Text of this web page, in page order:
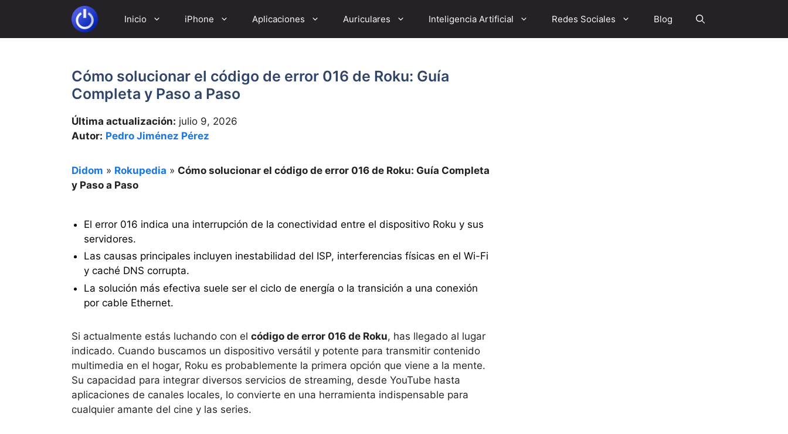
contenido
Inicio iPhone Aplicaciones Auriculares Inteligencia Artificial Redes Sociales Blog
Cómo solucionar el código de error 016 de Roku: Guía
Completa y Paso a Paso
Última actualización: julio 9, 2026
Autor: Pedro Jiménez Pérez
Didom » Rokupedia » Cómo solucionar el código de error 016 de Roku: Guía Completa
y Paso a Paso
El error 016 indica una interrupción de la conectividad entre el dispositivo Roku y sus
servidores.
Las causas principales incluyen inestabilidad del ISP, interferencias físicas en el Wi-Fi
y caché DNS corrupta.
La solución más efectiva suele ser el ciclo de energía o la transición a una conexión
por cable Ethernet.
Si actualmente estás luchando con el código de error 016 de Roku, has llegado al lugar
indicado. Cuando buscamos un dispositivo versátil y potente para transmitir contenido
multimedia en el hogar, Roku es probablemente la primera opción que viene a la mente.
Su capacidad para integrar diversos servicios de streaming, desde YouTube hasta
aplicaciones de canales locales, lo convierte en una herramienta indispensable para
cualquier amante del cine y las series.